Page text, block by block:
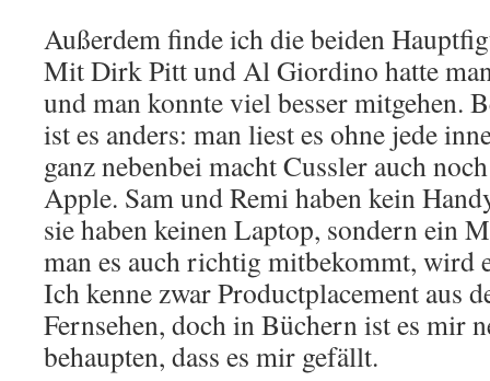
Außerdem finde ich die beiden
Mit Dirk Pitt und Al Giordino hatte
und man konnte viel besser mitgehen.
ist es anders: man liest es ohne jede
ganz nebenbei macht Cussler auch
Apple. Sam und Remi haben kein
sie haben keinen Laptop, sondern ein
man es auch richtig mitbekommt, wird
Ich kenne zwar Productplacement aus
Fernsehen, doch in Büchern ist es mir
behaupten, dass es mir gefällt.